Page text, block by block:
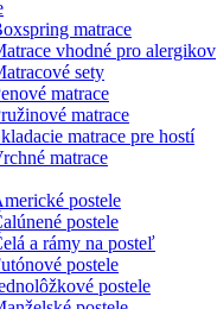
matrace
vhodné pro alergikov
sety
matrace
matrace
matrace pre hostí
matrace
postele
postele
a rámy na posteľ
postele
postele